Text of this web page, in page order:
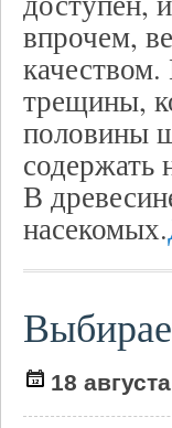
впрочем,
трещины,
половины
содержать
В
насекомых.
18